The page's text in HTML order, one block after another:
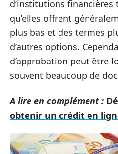
d’institutions
qu’elles offrent
plus bas et des termes
d’autres options.
d’approbation peut être
souvent beaucoup de
A lire en complément :
obtenir un crédit en